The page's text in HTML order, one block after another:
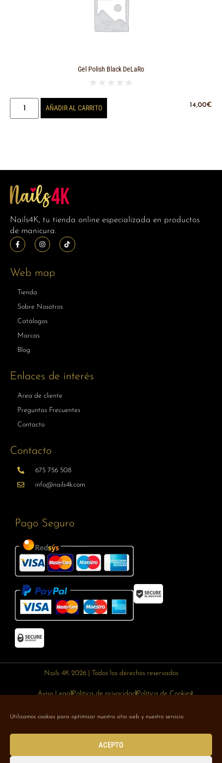
Utilizamos cookies para optimizar nuestro sitio web y nuestro servicio.
ACEPTO
Gel Polish Black DeLaRo
★ ★ ★ ★ ★
14,00€
AÑADIR AL CARRITO
Nails4K, tu tienda online especializada en productos
de manicura.
Web map
Tienda
Sobre Nosotros
Catálogos
Marcas
Blog
Enlaces de interés
Area de cliente
Preguntas Frecuentes
Contacto
Contacto
675 756 508
info@nails4k.com
Pago Seguro
Nails 4K 2026 | Todos los derechos reservados
Aviso LegalPolítica de privacidadPolítica de Cookies